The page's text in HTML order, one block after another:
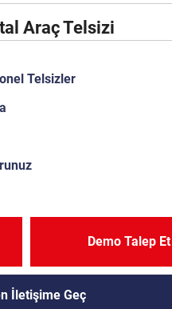
Araç Telsizi
Telsizler
Demo Talep Et
İletişime Geç